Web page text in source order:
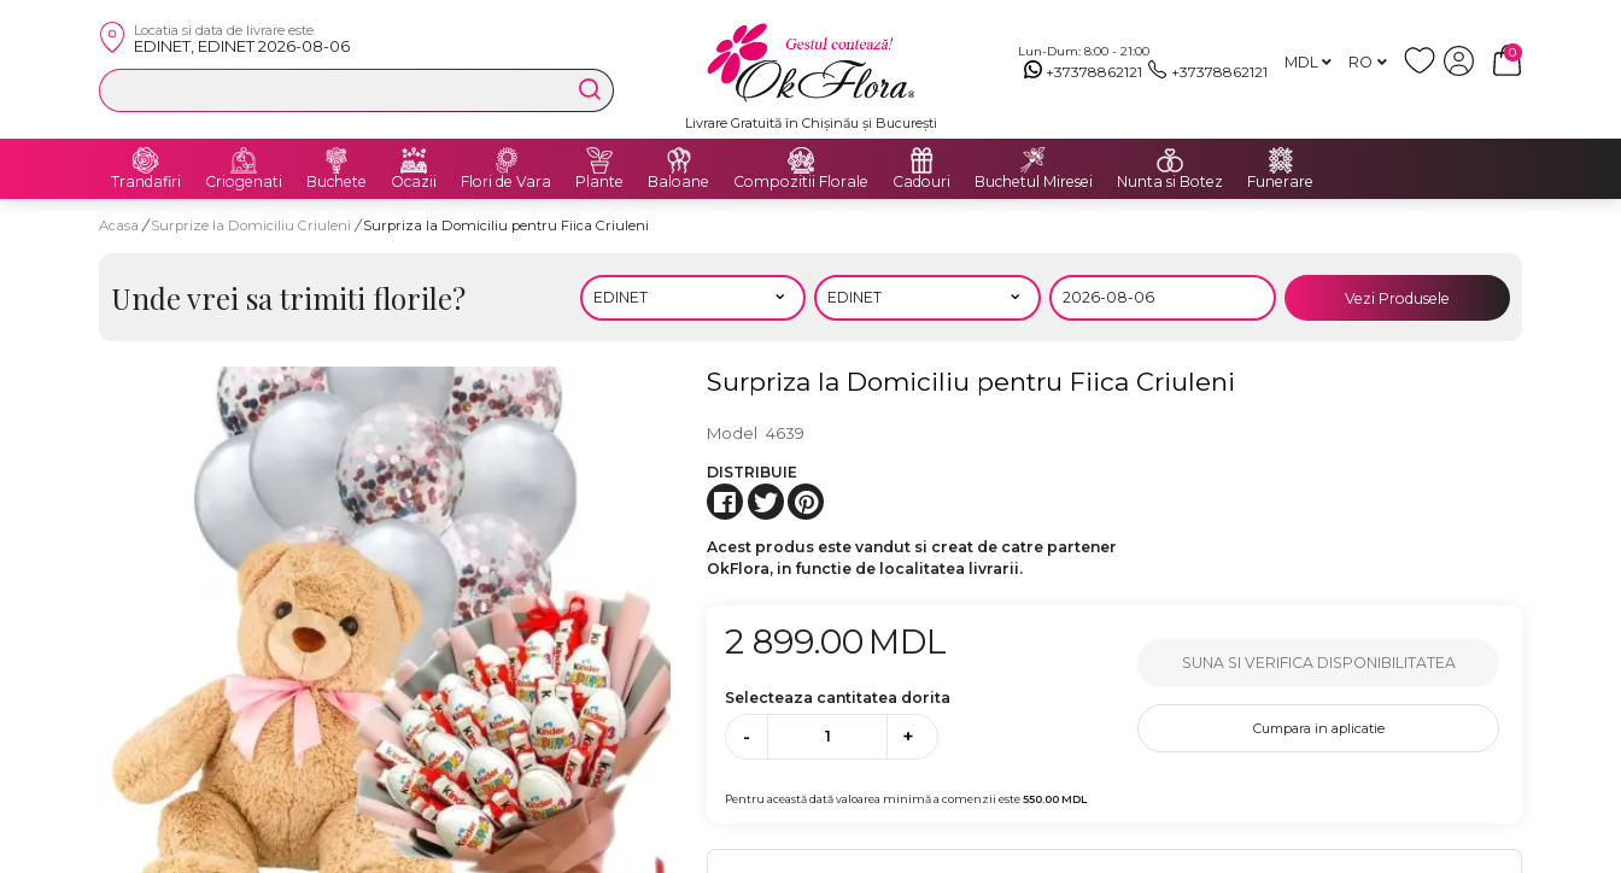
Locatia si data de livrare este
EDINET, EDINET 2026-08-06 Lun-Dum: 8:00 - 21:00
+37378862121 +37378862121 MDL RO
0
Livrare Gratuită în Chișinău și București
Trandafiri Criogenati Buchete Ocazii Flori de Vara Plante Baloane Compozitii Florale Cadouri Buchetul Miresei Nunta si Botez Funerare
Acasa / Surprize la Domiciliu Criuleni / Surpriza la Domiciliu pentru Fiica Criuleni
Unde vrei sa trimiti florile? Vezi Produsele
Surpriza la Domiciliu pentru Fiica Criuleni
Model 4639
DISTRIBUIE
Acest produs este vandut si creat de catre partener
OkFlora, in functie de localitatea livrarii.
2 899.00 MDL
Selecteaza cantitatea dorita
- +
Pentru această dată valoarea minimă a comenzii este550.00MDL
SUNA SI VERIFICA DISPONIBILITATEA
Cumpara in aplicatie